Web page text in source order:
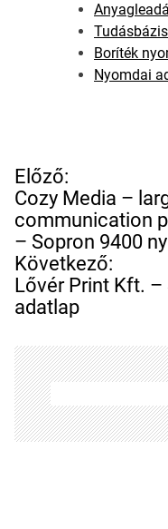
Tudásbázis
Boríték
Nyomdai
B
e
j
e
g
y
z
é
s
n
a
v
i
Előző:
Cozy Media –
communication
– Sopron 9400
Következő:
Lővér Print Kft. –
adatlap